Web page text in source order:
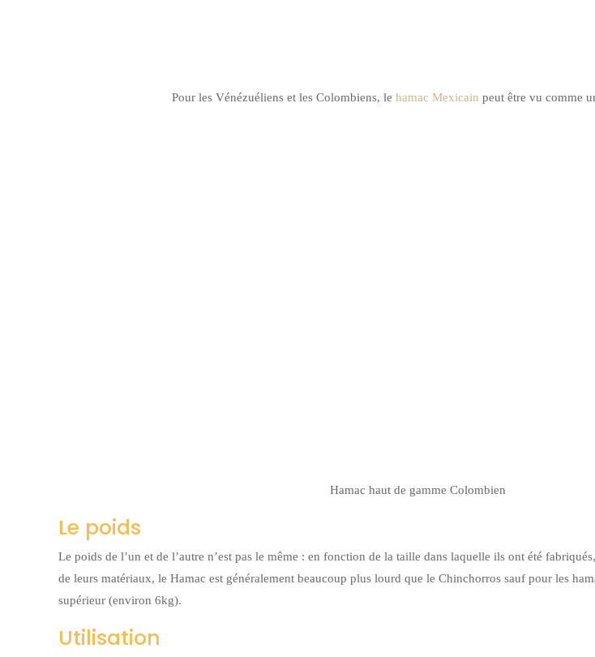
Pour les Vénézuéliens et les Colombiens, le hamac Mexicain peut être vu comme
Hamac haut de gamme Colombien
Le poids
Le poids de l’un et de l’autre n’est pas le même : en fonction de la taille dans laquelle ils ont été
de leurs matériaux, le Hamac est généralement beaucoup plus lourd que le Chinchorros sauf pour les
supérieur (environ 6kg).
Utilisation